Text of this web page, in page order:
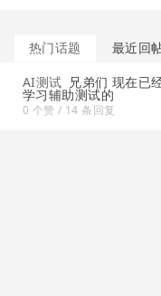
热门话题
最近回
AI测试 兄弟们 现在已
学习辅助测试的
0 个赞 / 14 条回复